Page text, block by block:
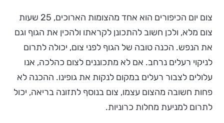
צום יום הכיפורים הוא אחד מהצומות הארוכים, 25 שעות
צום מלא, ולכן חשוב להתכונן לקראתו ולהכין את הגוף וגם
את הנפש. הכנה טובה של הגוף לפני צום, יכולה לתרום
לניקוי רעלים נרחב. אם לא מתכוננים לצום כהלכה, אנו
עלולים לצבור רעלים במקום לנקות את גופינו. ההכנה לא
פחות חשובה מהצום עצמו, צום בנוסף לתזונה בריאה, יכול
לתרום למניעת מחלות כרוניות.